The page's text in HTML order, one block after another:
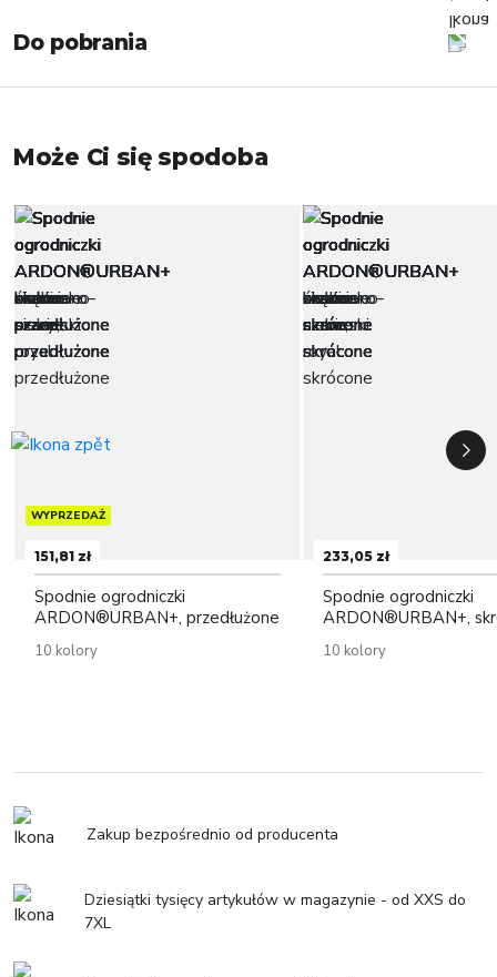
Do pobrania
Może Ci się spodoba
WYPRZEDAŻ
151,81 zł
Spodnie ogrodniczki
ARDON®URBAN+, przedłużone
10 kolory
233,05 zł
Spodnie ogrodniczki
ARDON®URBAN+,
10 kolory
Zakup bezpośrednio od producenta
Dziesiątki tysięcy artykułów w magazynie - od XXS do
7XL